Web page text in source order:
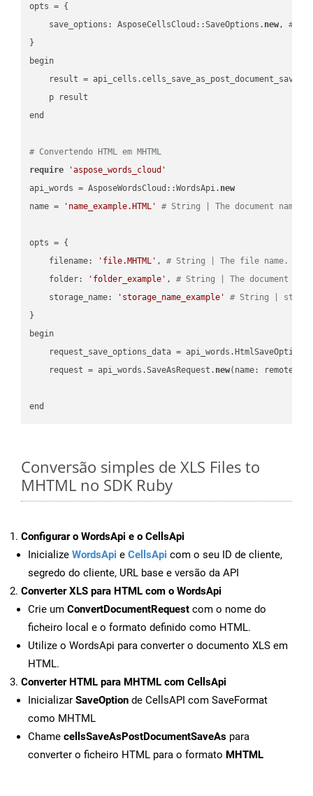
opts = {
    save_options: AsposeCellsCloud::SaveOptions.
new, #
}
begin
result =
    p result
end
# Convertendo HTML em MHTML
require
'aspose_words_cloud'
api_words = AsposeWordsCloud::WordsApi. new
name =
'name_example.HTML' # String | The document name.
opts = {
    filename:
'file.MHTML' , # String | The file name.
    folder:
'folder_example' , # String | The document
    storage_name:
'storage_name_example'
# String |
}
begin
request_save_options_data =
    request = api_words.SaveAsRequest.
new(name:
Conversão simples de XLS Files to
MHTML no SDK Ruby
Configurar o WordsApi e o CellsApi
Inicialize WordsApi e CellsApi com o seu ID de cliente,
segredo do cliente, URL base e versão da API
Converter XLS para HTML com o WordsApi
Crie um ConvertDocumentRequest com o nome do
ficheiro local e o formato definido como HTML.
Utilize o WordsApi para converter o documento XLS em
HTML.
Converter HTML para MHTML com CellsApi
Inicializar SaveOption de CellsAPI com SaveFormat
como MHTML
Chame cellsSaveAsPostDocumentSaveAs para
converter o ficheiro HTML para o formato MHTML